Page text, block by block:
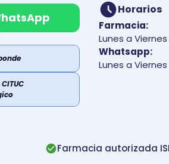
Horarios
Farmacia:
Lunes a
Whatsapp:
Lunes a
Farmacia autorizada